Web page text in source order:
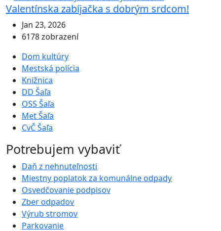
Valentínska zabíjačka s dobrým srdcom!
Jan 23, 2026
6178 zobrazení
Dom kultúry
Mestská polícia
Knižnica
DD Šaľa
OSS Šaľa
Met Šaľa
CvČ Šaľa
Potrebujem vybaviť
Daň z nehnuteľnosti
Miestny poplatok za komunálne odpady
Osvedčovanie podpisov
Zber odpadov
Výrub stromov
Parkovanie